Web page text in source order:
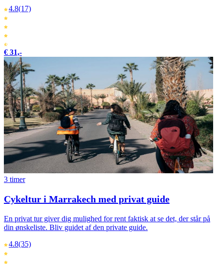
4.8(17)
€ 31,-
3 timer
Cykeltur i Marrakech med privat guide
En privat tur giver dig mulighed for rent faktisk at se det, der står på
din ønskeliste. Bliv guidet af den private guide.
4.8(35)